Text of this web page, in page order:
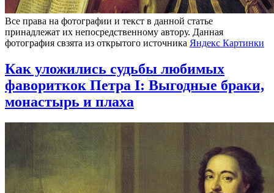
Все права на фотографии и текст в данной статье
принадлежат их непосредственному автору. Данная
фотография свзята из открытого источника Яндекс Картинки
Как уложились судьбы любимых
фавориткок Петра I: Выгодные браки,
монастырь и плаха